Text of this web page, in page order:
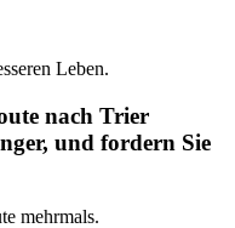
Leben.
nach Trier
und fordern Sie
mehrmals.